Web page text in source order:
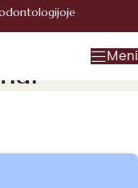
Registracija